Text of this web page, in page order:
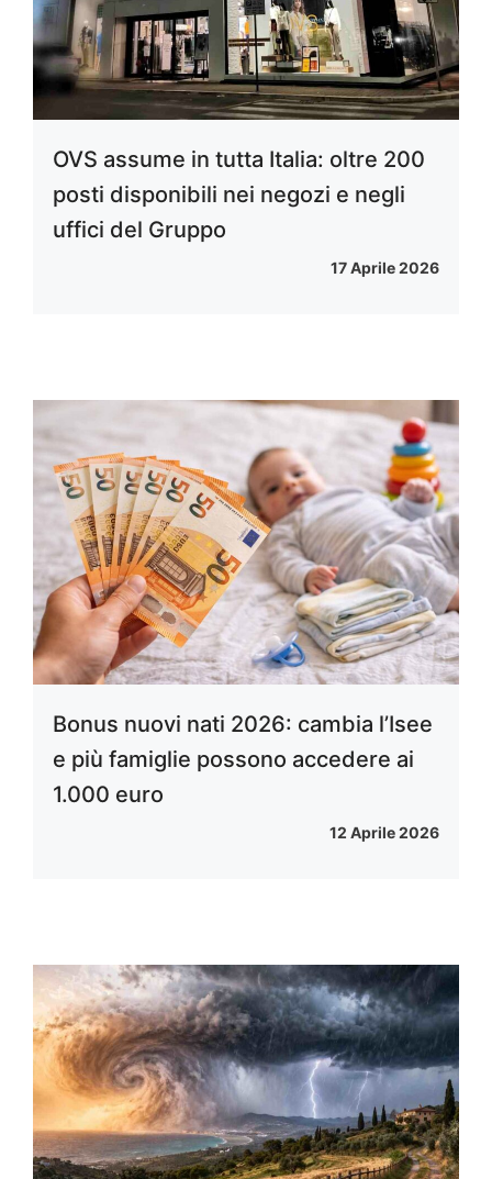
OVS assume in tutta Italia: oltre 200
posti disponibili nei negozi e negli
uffici del Gruppo
17 Aprile 2026
Bonus nuovi nati 2026: cambia l’Isee
e più famiglie possono accedere ai
1.000 euro
12 Aprile 2026